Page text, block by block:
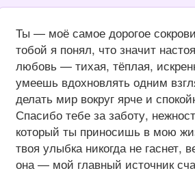
Ты — моё самое дорогое
тобой я понял, что значит
любовь — тихая, тёплая,
умеешь вдохновлять одним
делать мир вокруг ярче и
Спасибо тебе за заботу,
который ты приносишь в мою
твоя улыбка никогда не гаснет,
она — мой главный источник